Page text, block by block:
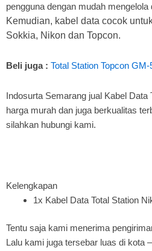
pengguna dengan mudah mengelola
Kemudian, kabel data cocok
Sokkia, Nikon dan Topcon.
Beli juga : Total Station Topcon GM-
Indosurta Semarang jual Kabel Data
harga murah dan juga berkualitas
silahkan hubungi kami.
Kelengkapan
1x Kabel Data Total Station
Tentu saja kami menerima
Lalu kami juga tersebar luas di kota